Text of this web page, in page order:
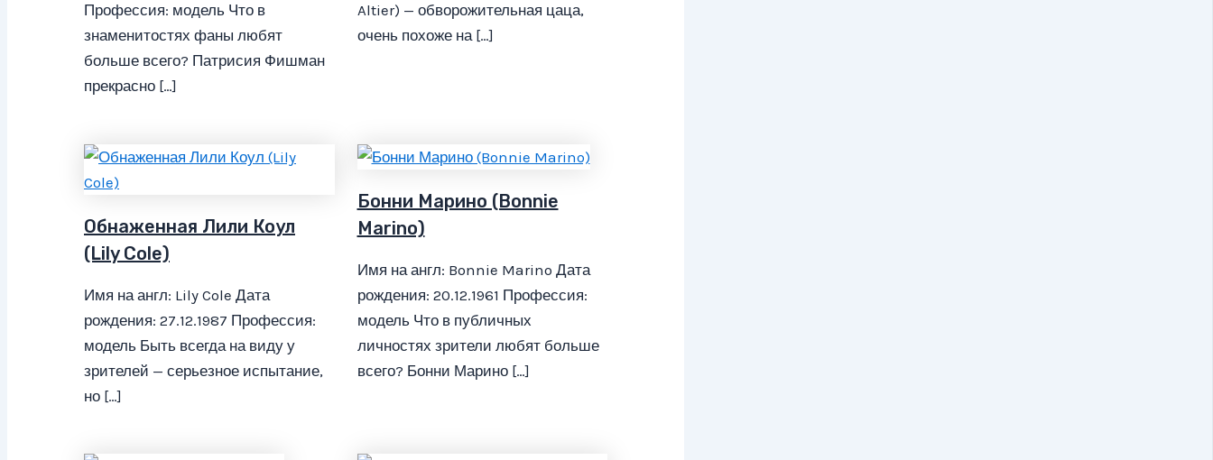
Профессия: модель Что в
знаменитостях фаны любят
больше всего? Патрисия Фишман
прекрасно […]
Altier) — обворожительная цаца,
очень похоже на […]
Обнаженная Лили Коул
(Lily Cole)
Имя на англ: Lily Cole Дата
рождения: 27.12.1987 Профессия:
модель Быть всегда на виду у
зрителей — серьезное испытание,
но […]
Бонни Марино (Bonnie
Marino)
Имя на англ: Bonnie Marino Дата
рождения: 20.12.1961 Профессия:
модель Что в публичных
личностях зрители любят больше
всего? Бонни Марино […]